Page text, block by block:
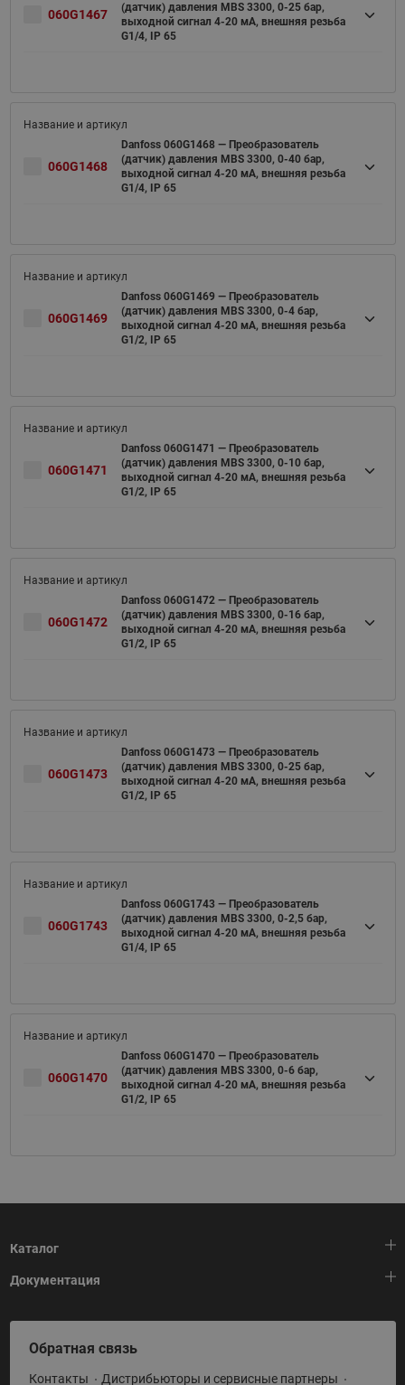
060G1467
(датчик) давления MBS 3300, 0-25 бар,
выходной сигнал 4-20 мА, внешняя резьба
G1/4, IP 65
060G1468
Danfoss 060G1468 — Преобразователь
(датчик) давления MBS 3300, 0-40 бар,
выходной сигнал 4-20 мА, внешняя резьба
G1/4, IP 65
060G1469
Danfoss 060G1469 — Преобразователь
(датчик) давления MBS 3300, 0-4 бар,
выходной сигнал 4-20 мА, внешняя резьба
G1/2, IP 65
060G1471
Danfoss 060G1471 — Преобразователь
(датчик) давления MBS 3300, 0-10 бар,
выходной сигнал 4-20 мА, внешняя резьба
G1/2, IP 65
060G1472
Danfoss 060G1472 — Преобразователь
(датчик) давления MBS 3300, 0-16 бар,
выходной сигнал 4-20 мА, внешняя резьба
G1/2, IP 65
060G1473
Danfoss 060G1473 — Преобразователь
(датчик) давления MBS 3300, 0-25 бар,
выходной сигнал 4-20 мА, внешняя резьба
G1/2, IP 65
060G1743
Danfoss 060G1743 — Преобразователь
(датчик) давления MBS 3300, 0-2,5 бар,
выходной сигнал 4-20 мА, внешняя резьба
G1/4, IP 65
060G1470
Danfoss 060G1470 — Преобразователь
(датчик) давления MBS 3300, 0-6 бар,
выходной сигнал 4-20 мА, внешняя резьба
G1/2, IP 65
Каталог
Тепловая автоматика
Холодильная техника
Приводная техника
Промышленная автоматика
Документация
HeatPlatform (Тепловая платформа)
Полезные программы и инструменты
Условия поставки
Обратная связь
Контакты Дистрибьюторы и сервисные партнеры